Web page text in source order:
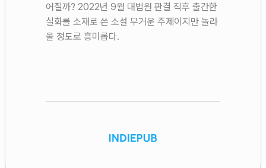
어질까? 2022년 9월 대법원 판결 직후 출간한
실화를 소재로 쓴 소설 무거운 주제이지만 놀라
울 정도로 흥미롭다.